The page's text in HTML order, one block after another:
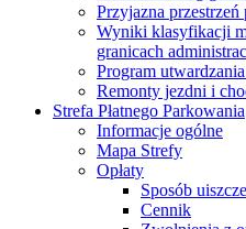
Przyjazna przestrzeń
Wyniki klasyfikacji
granicach
Program
Remonty jezdni i
Strefa Płatnego Parkowania
Informacje ogólne
Mapa Strefy
Opłaty
Sposób
Cennik